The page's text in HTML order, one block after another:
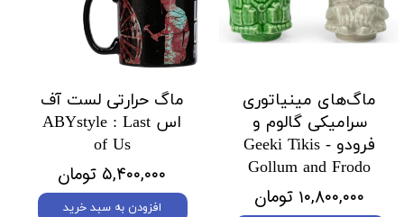
ماگ‌های مینیاتوری
سرامیکی گالوم و
فرودو Geeki Tikis -
Gollum and Frodo
۱۰,۸۰۰,۰۰۰ تومان
ماگ حرارتی لست آف
اس ABYstyle : Last
of Us
۵,۴۰۰,۰۰۰ تومان
افزودن به سبد خرید